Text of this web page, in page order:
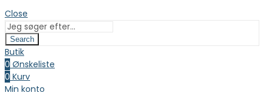
Close
Search
Butik
0 Ønskeliste
0 Kurv
Min konto